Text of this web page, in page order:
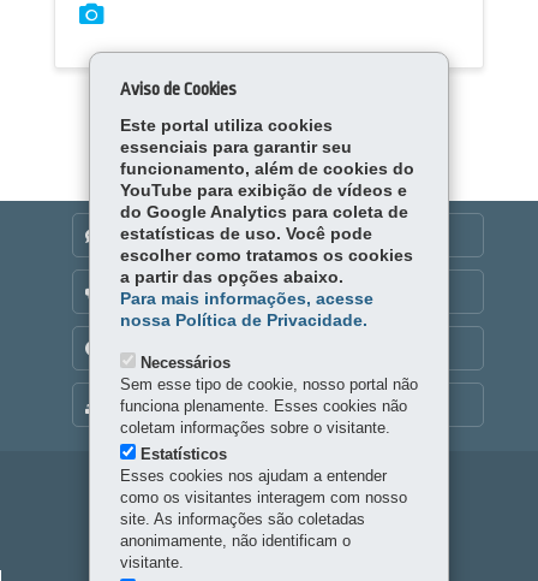
MAPA DO SITE
DENUNCIE CORRUPÇÃO
OUVIDORIA
Navegação
principal
Aviso de Cookies
Este portal utiliza cookies
essenciais para garantir seu
funcionamento, além de cookies do
YouTube para exibição de vídeos e
do Google Analytics para coleta de
estatísticas de uso. Você pode
escolher como tratamos os cookies
a partir das opções abaixo.
Para mais informações, acesse
nossa Política de Privacidade.
Necessários
Sem esse tipo de cookie, nosso portal não
funciona plenamente. Esses cookies não
coletam informações sobre o visitante.
Estatísticos
Esses cookies nos ajudam a entender
como os visitantes interagem com nosso
site. As informações são coletadas
anonimamente, não identificam o
visitante.